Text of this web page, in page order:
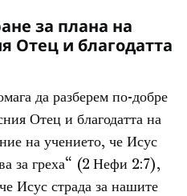
за плана на
Отец и благодатта
да разберем по-добре
Отец и благодатта на
на учението, че Исус
за греха“ (2 Нефи 2:7),
Исус страда за нашите